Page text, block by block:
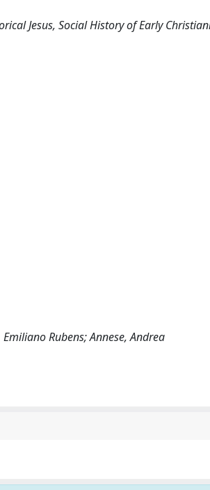
Jesus, Social History of Early
Rubens; Annese, Andrea